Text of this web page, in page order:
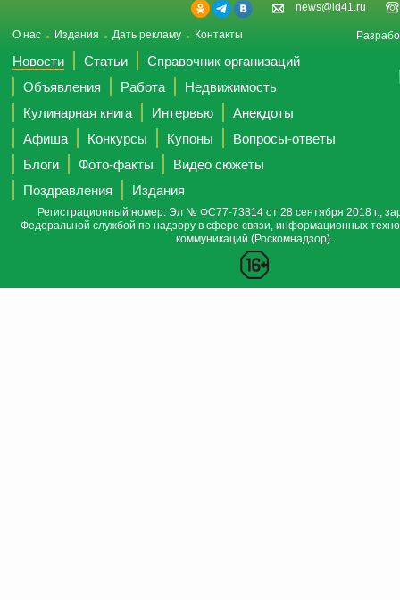
news@id41.ru
О нас Издания Дать рекламу Контакты
Новости Статьи
Справочник организаций
Объявления
Работа
Недвижимость
Кулинарная книга
Интервью
Анекдоты
Афиша
Конкурсы Купоны
Вопросы-ответы
Блоги
Фото-факты
Видео сюжеты
Поздравления
Издания
Регистрационный номер: Эл № ФС77-73814 от 28 сентября 2018 г.,
Федеральной службой по надзору в сфере связи, информационных
коммуникаций (Роскомнадзор).